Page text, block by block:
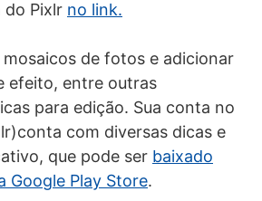
do Pixlr no link.
de fotos e adicionar
efeito, entre outras
para edição. Sua conta no
com diversas dicas e
que pode ser baixado
Google Play Store.